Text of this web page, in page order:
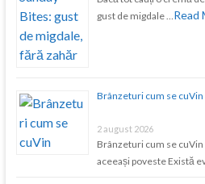
gust de migdale …Read
Brânzeturi cum se cuVin
2 august 2026
Brânzeturi cum se cuVin
aceeași poveste Există